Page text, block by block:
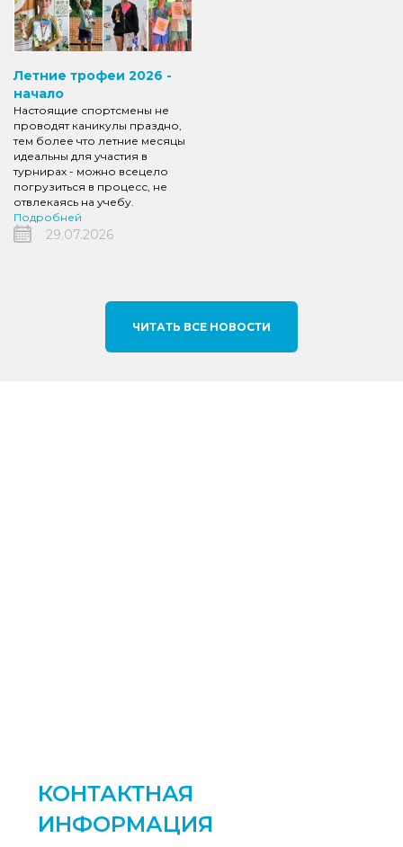
Летние трофеи 2026 -
начало
Настоящие спортсмены не
проводят каникулы праздно,
тем более что летние месяцы
идеальны для участия в
турнирах - можно всецело
погрузиться в процесс, не
отвлекаясь на учебу.
Подробней
29.07.2026
ЧИТАТЬ ВСЕ НОВОСТИ
КОНТАКТНАЯ
ИНФОРМАЦИЯ